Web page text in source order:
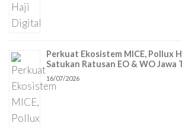
Perkuat Ekosistem MICE, Pollux
Satukan Ratusan EO & WO Jawa
16/07/2026